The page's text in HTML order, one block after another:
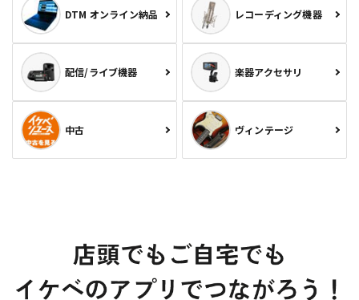
DTM オンライン納品 レコーディング機器
配信/ライブ機器 楽器アクセサリ
中古 ヴィンテージ